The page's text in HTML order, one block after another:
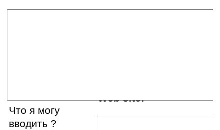
Web site:
Что я могу
вводить ?